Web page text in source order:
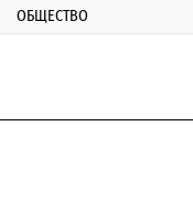
ОБЩЕСТВО